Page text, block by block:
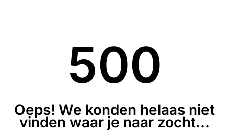
500
Oeps! We konden helaas niet
vinden waar je naar zocht...